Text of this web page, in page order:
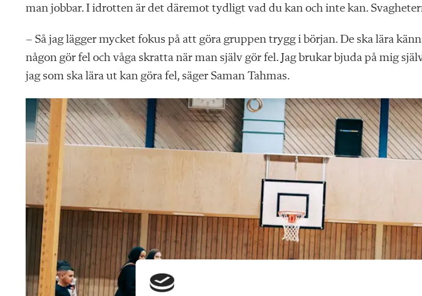
man jobbar. I idrotten är det däremot tydligt vad du kan och inte kan.
– Så jag lägger mycket fokus på att göra gruppen trygg i början. De ska lära
någon gör fel och våga skratta när man själv gör fel. Jag brukar bjuda på mig
jag som ska lära ut kan göra fel, säger Saman Tahmas.